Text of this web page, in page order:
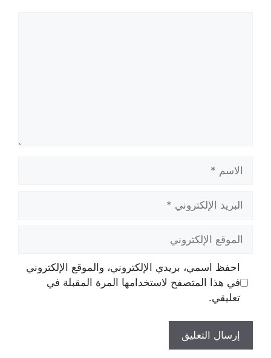
الاسم
البريد
الإلكتروني
الموقع
الإلكتروني
احفظ اسمي، بريدي الإلكتروني، والموقع الإلكتروني
في هذا المتصفح لاستخدامها المرة المقبلة في
تعليقي.